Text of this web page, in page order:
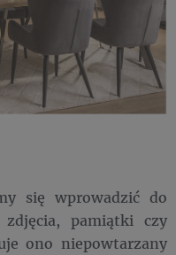
się wprowadzić do
pamiątki czy
ono niepowtarzany